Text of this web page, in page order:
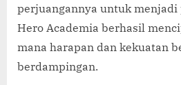
perjuangannya untuk menjadi
Hero Academia berhasil
mana harapan dan kekuatan
berdampingan.